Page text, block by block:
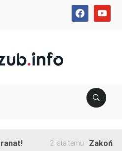
facebookyoutube
2 lata temu Zakończono